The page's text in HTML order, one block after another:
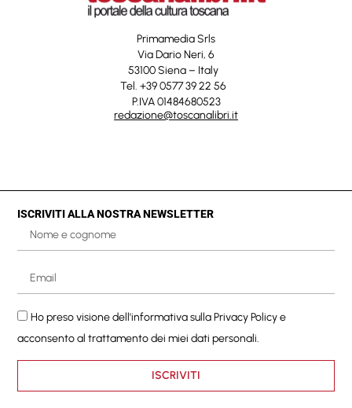
Primamedia Srls
Via Dario Neri, 6
53100 Siena – Italy
Tel. +39 0577 39 22 56
P.IVA 01484680523
redazione@toscanalibri.it
ISCRIVITI ALLA NOSTRA NEWSLETTER
Ho preso visione dell'informativa sullaPrivacy Policye
acconsento al trattamento dei miei dati personali.
ISCRIVITI